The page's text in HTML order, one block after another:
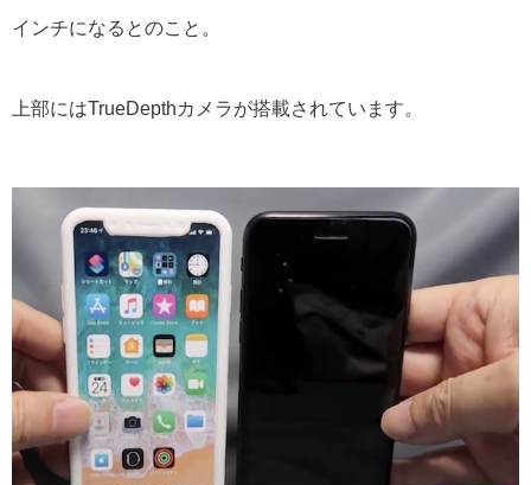
インチになるとのこと。
上部にはTrueDepthカメラが搭載されています。